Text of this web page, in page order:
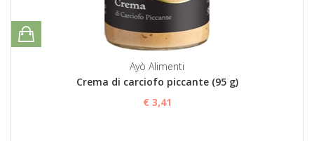
Ayò Alimenti
Crema di carciofo piccante (95 g)
€ 3,41